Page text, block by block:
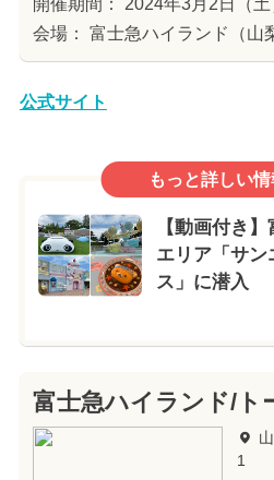
開催期間： 2024年3月2日（土
会場： 富士急ハイランド（山
公式サイト
もっと詳しい
【動画付き
エリア「サン
ス」に潜入
富士急ハイランド/ト
1